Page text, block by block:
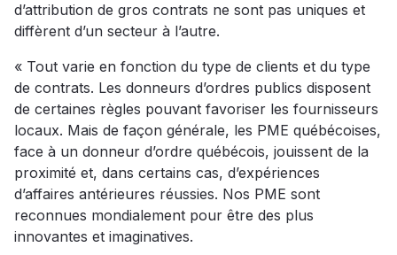
d’attribution de gros contrats ne sont pas uniques et
diffèrent d’un secteur à l’autre.
« Tout varie en fonction du type de clients et du type
de contrats. Les donneurs d’ordres publics disposent
de certaines règles pouvant favoriser les fournisseurs
locaux. Mais de façon générale, les PME québécoises,
face à un donneur d’ordre québécois, jouissent de la
proximité et, dans certains cas, d’expériences
d’affaires antérieures réussies. Nos PME sont
reconnues mondialement pour être des plus
innovantes et imaginatives.